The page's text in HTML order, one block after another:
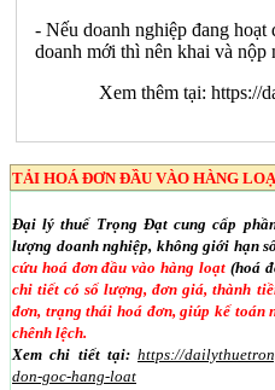
- Nếu doanh nghiệp đang
doanh mới thì nên khai và nộp
Xem thêm tại: https://
TẢI HOÁ ĐƠN ĐẦU VÀO HÀNG
Đại lý thuế Trọng Đạt cung cấp
lượng doanh nghiệp, không giới hạn
cứu hoá đơn đầu vào hàng loạt(hoá
chi tiết có số lượng, đơn giá, thành
đơn, trạng thái hoá đơn, giúp kế toán
chênh lệch.
Xem chi tiết tại: https://
don-goc-hang-loat